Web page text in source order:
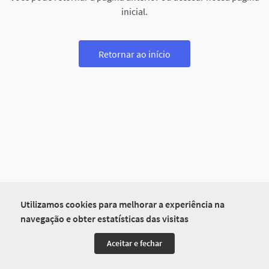
Utilizamos cookies para melhorar a experiência na
navegação e obter estatísticas das visitas
Aceitar e fechar
inicial.
Retornar ao início